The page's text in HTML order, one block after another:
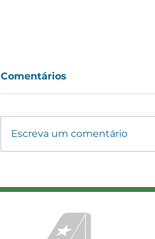
Encontro DH&E Brasil
Pacto Global da ONU –
Rede Brasil
Comentários
Escreva um comentário